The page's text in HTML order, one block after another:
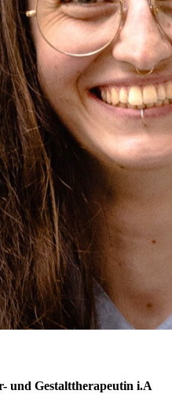
und Gestalttherapeutin i.A